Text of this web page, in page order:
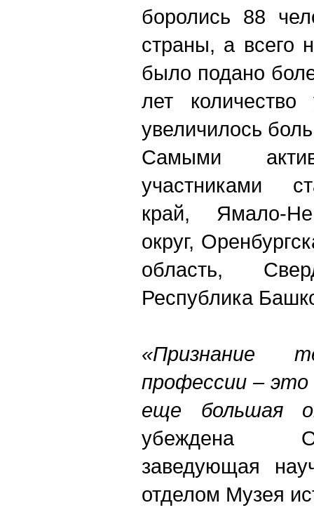
боролись 88
страны, а всего
было подано
лет количество
увеличилось
Самыми
участниками
край, Ямало-
округ,
область,
Республика
«Признание
профессии –
еще большая
убеждена
заведующая
отделом Музея